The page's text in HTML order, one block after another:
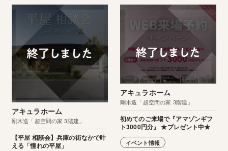
アキュラホーム
剛木造「超空間の家 3階建」
【平屋 相談会】兵庫の街なかで叶
える「憧れの平屋」
アキュラホーム
剛木造「超空間の家 3階建」
初めてのご来場で『アマゾンギフ
ト3000円分』 ★プレゼント中★
イベント情報